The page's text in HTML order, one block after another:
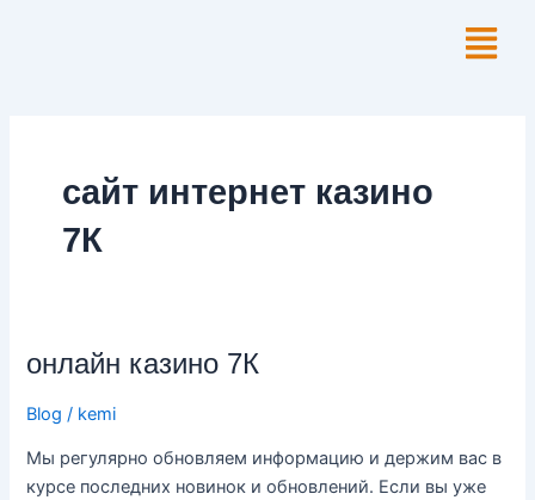
Menu
сайт интернет казино
7К
онлайн казино 7К
Blog / kemi
Мы регулярно обновляем информацию и держим вас в
курсе последних новинок и обновлений. Если вы уже
онлайн
7К